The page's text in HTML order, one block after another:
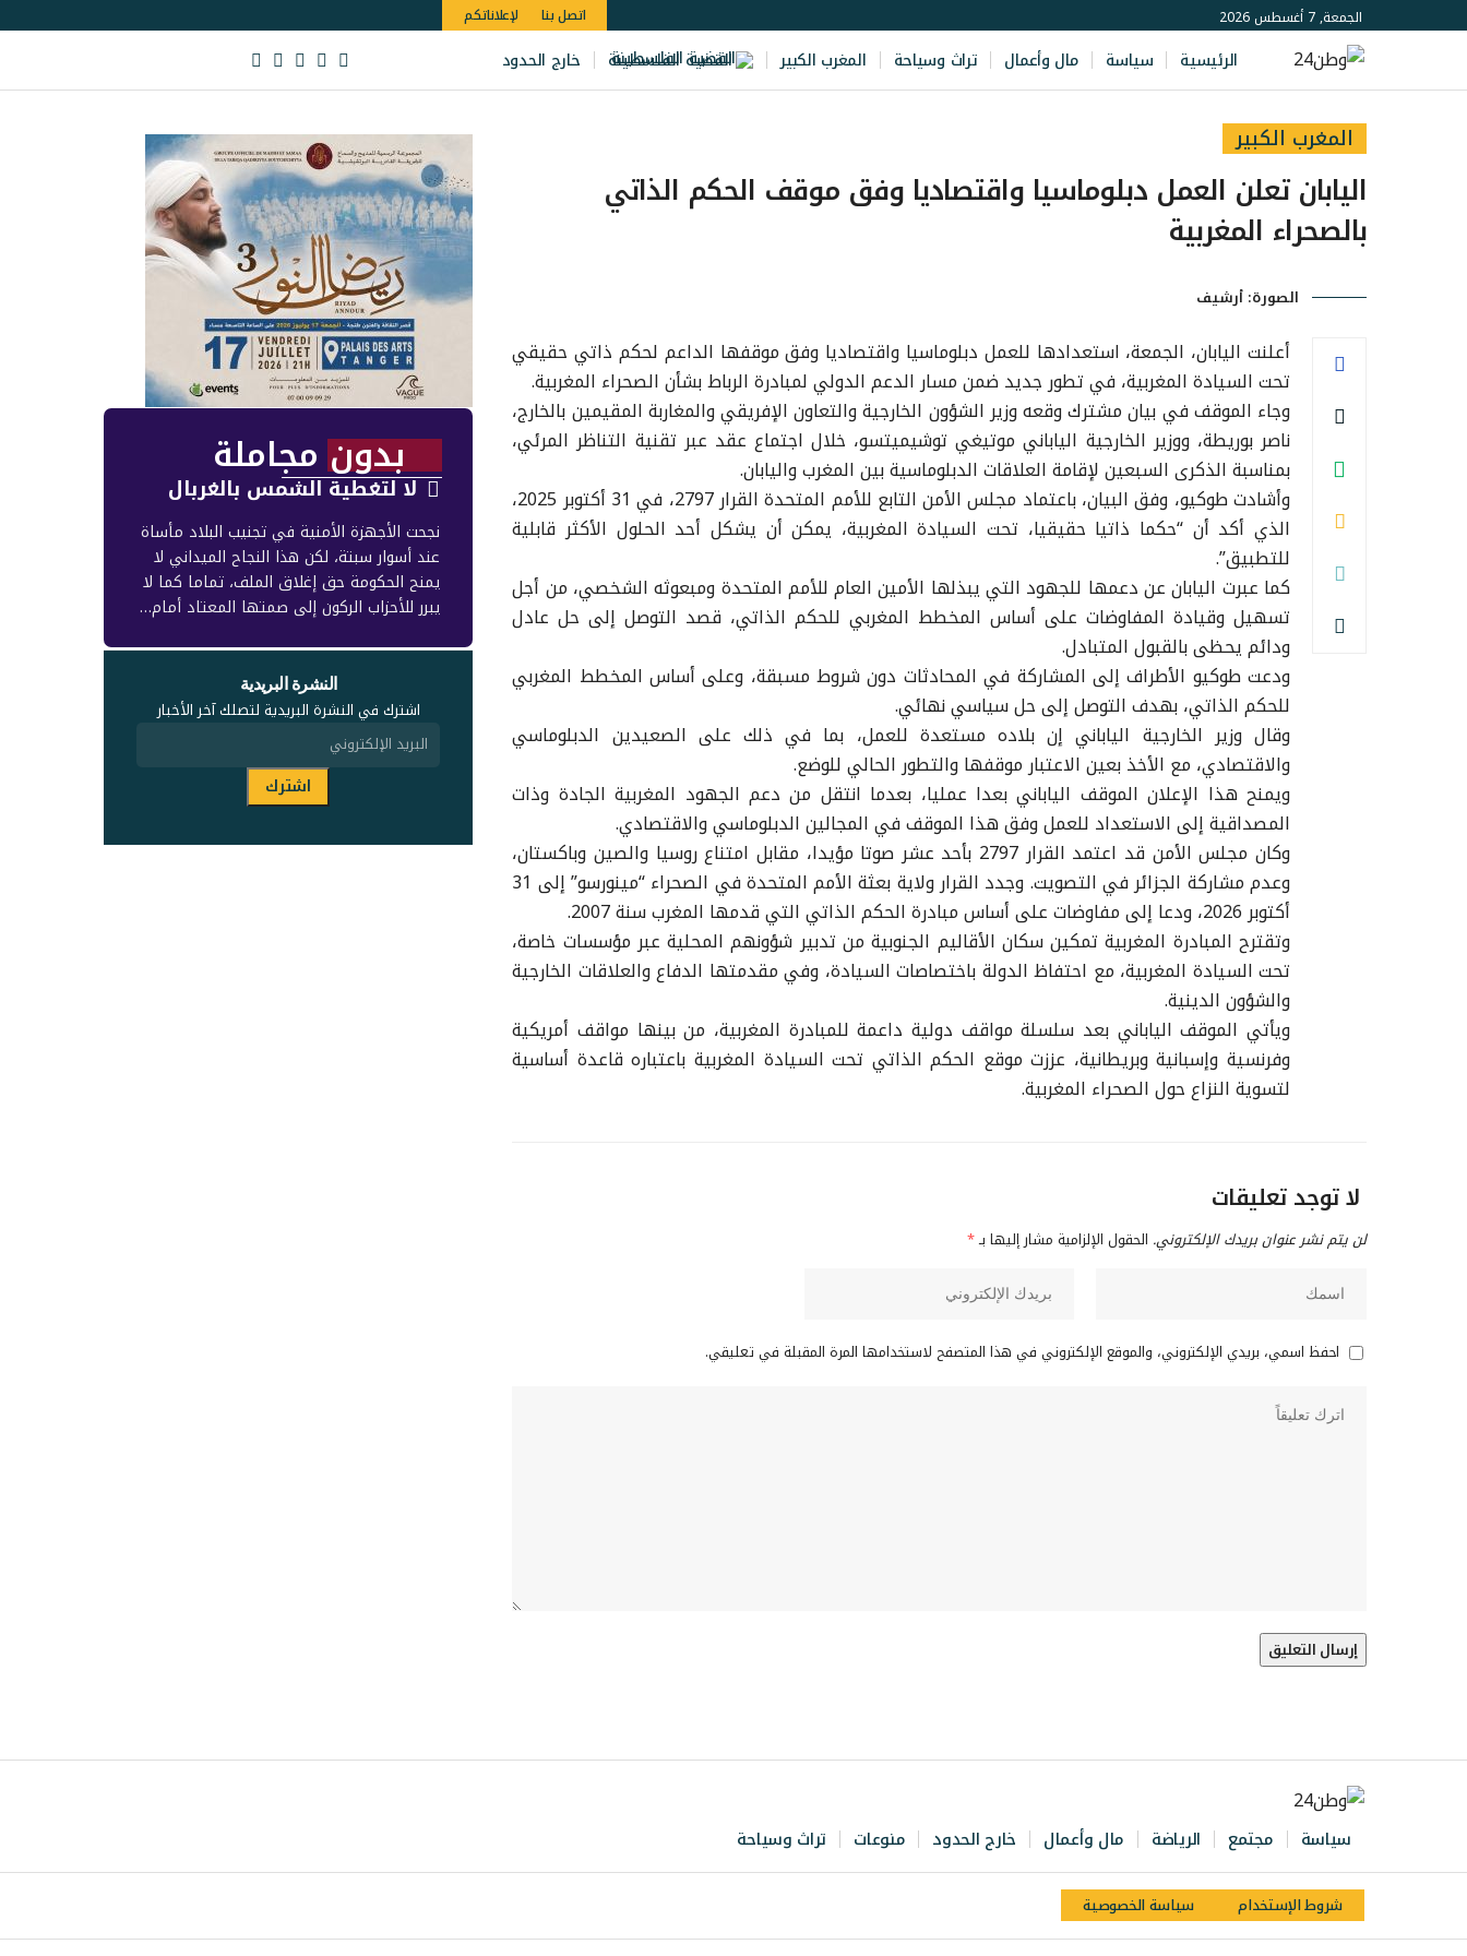
الجمعة, 7 أغسطس 2026 اتصل بنا لإعلاناتكم
الرئيسية سياسة مال وأعمال تراث وسياحة المغرب الكبير القضية الفلسطينة خارج الحدود
المغرب الكبير
اليابان تعلن العمل دبلوماسيا واقتصاديا وفق موقف الحكم الذاتي
بالصحراء المغربية
الصورة: أرشيف
أعلنت اليابان، الجمعة، استعدادها للعمل دبلوماسيا واقتصاديا وفق موقفها الداعم لحكم ذاتي حقيقي
تحت السيادة المغربية، في تطور جديد ضمن مسار الدعم الدولي لمبادرة الرباط بشأن الصحراء المغربية.
وجاء الموقف في بيان مشترك وقعه وزير الشؤون الخارجية والتعاون الإفريقي والمغاربة المقيمين بالخارج،
ناصر بوريطة، ووزير الخارجية الياباني موتيغي توشيميتسو، خلال اجتماع عقد عبر تقنية التناظر المرئي،
بمناسبة الذكرى السبعين لإقامة العلاقات الدبلوماسية بين المغرب واليابان.
وأشادت طوكيو، وفق البيان، باعتماد مجلس الأمن التابع للأمم المتحدة القرار 2797، في 31 أكتوبر 2025،
الذي أكد أن “حكما ذاتيا حقيقيا، تحت السيادة المغربية، يمكن أن يشكل أحد الحلول الأكثر قابلية
للتطبيق”.
كما عبرت اليابان عن دعمها للجهود التي يبذلها الأمين العام للأمم المتحدة ومبعوثه الشخصي، من أجل
تسهيل وقيادة المفاوضات على أساس المخطط المغربي للحكم الذاتي، قصد التوصل إلى حل عادل
ودائم يحظى بالقبول المتبادل.
ودعت طوكيو الأطراف إلى المشاركة في المحادثات دون شروط مسبقة، وعلى أساس المخطط المغربي
للحكم الذاتي، بهدف التوصل إلى حل سياسي نهائي.
وقال وزير الخارجية الياباني إن بلاده مستعدة للعمل، بما في ذلك على الصعيدين الدبلوماسي
والاقتصادي، مع الأخذ بعين الاعتبار موقفها والتطور الحالي للوضع.
ويمنح هذا الإعلان الموقف الياباني بعدا عمليا، بعدما انتقل من دعم الجهود المغربية الجادة وذات
المصداقية إلى الاستعداد للعمل وفق هذا الموقف في المجالين الدبلوماسي والاقتصادي.
وكان مجلس الأمن قد اعتمد القرار 2797 بأحد عشر صوتا مؤيدا، مقابل امتناع روسيا والصين وباكستان،
وعدم مشاركة الجزائر في التصويت. وجدد القرار ولاية بعثة الأمم المتحدة في الصحراء “مينورسو” إلى 31
أكتوبر 2026، ودعا إلى مفاوضات على أساس مبادرة الحكم الذاتي التي قدمها المغرب سنة 2007.
وتقترح المبادرة المغربية تمكين سكان الأقاليم الجنوبية من تدبير شؤونهم المحلية عبر مؤسسات خاصة،
تحت السيادة المغربية، مع احتفاظ الدولة باختصاصات السيادة، وفي مقدمتها الدفاع والعلاقات الخارجية
والشؤون الدينية.
ويأتي الموقف الياباني بعد سلسلة مواقف دولية داعمة للمبادرة المغربية، من بينها مواقف أمريكية
وفرنسية وإسبانية وبريطانية، عززت موقع الحكم الذاتي تحت السيادة المغربية باعتباره قاعدة أساسية
لتسوية النزاع حول الصحراء المغربية.
لا توجد تعليقات
لن يتم نشر عنوان بريدك الإلكتروني. الحقول الإلزامية مشار إليها بـ*
احفظ اسمي، بريدي الإلكتروني، والموقع الإلكتروني في هذا المتصفح لاستخدامها المرة المقبلة في تعليقي.
بدون مجاملة
لا لتغطية الشمس بالغربال
نجحت الأجهزة الأمنية في تجنيب البلاد مأساة
عند أسوار سبتة، لكن هذا النجاح الميداني لا
يمنح الحكومة حق إغلاق الملف، تماما كما لا
يبرر للأحزاب الركون إلى صمتها المعتاد أمام…
النشرة البريدية
اشترك في النشرة البريدية لتصلك آخر الأخبار
سياسة مجتمع الرياضة مال وأعمال خارج الحدود منوعات تراث وسياحة
شروط الإستخدام سياسة الخصوصية